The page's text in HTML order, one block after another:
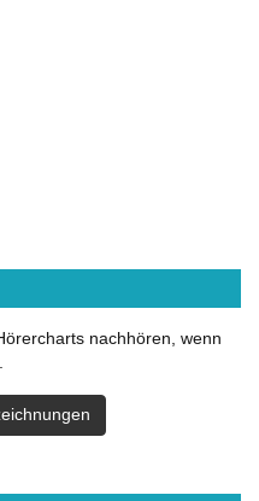
nachhören, wenn